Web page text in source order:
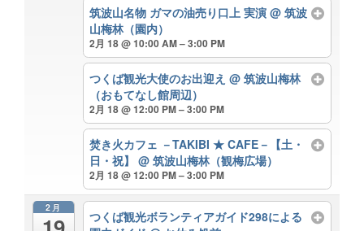
筑波山名物 ガマの油売り口上 実演@ 筑波
山梅林（園内）
2月 18 @ 10:00 AM – 3:00 PM
つくば観光大使のお出迎え@ 筑波山梅林
（おもてなし館周辺）
2月 18 @ 12:00 PM – 3:00 PM
焚き火カフェ －TAKIBI ★ CAFE－【土・
日・祝】@ 筑波山梅林（観梅広場）
2月 18 @ 12:00 PM – 3:00 PM
2月
つくば観光ボランティアガイド298による